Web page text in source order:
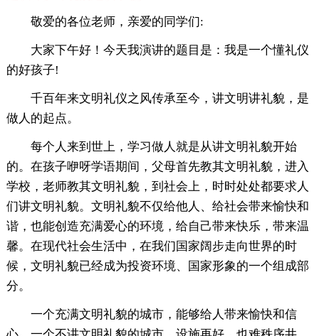
敬爱的各位老师，亲爱的同学们:
大家下午好！今天我演讲的题目是：我是一个懂礼仪
的好孩子!
千百年来文明礼仪之风传承至今，讲文明讲礼貌，是
做人的起点。
每个人来到世上，学习做人就是从讲文明礼貌开始
的。在孩子咿呀学语期间，父母首先教其文明礼貌，进入
学校，老师教其文明礼貌，到社会上，时时处处都要求人
们讲文明礼貌。文明礼貌不仅给他人、给社会带来愉快和
谐，也能创造充满爱心的环境，给自己带来快乐，带来温
馨。在现代社会生活中，在我们国家阔步走向世界的时
候，文明礼貌已经成为投资环境、国家形象的一个组成部
分。
一个充满文明礼貌的城市，能够给人带来愉快和信